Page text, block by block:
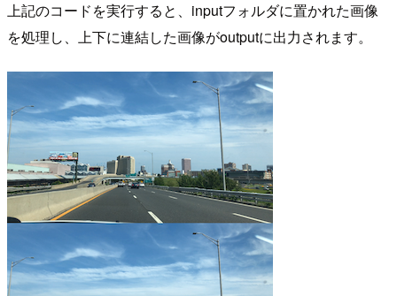
上記のコードを実行すると、inputフォルダに置かれた画像
を処理し、上下に連結した画像がoutputに出力されます。